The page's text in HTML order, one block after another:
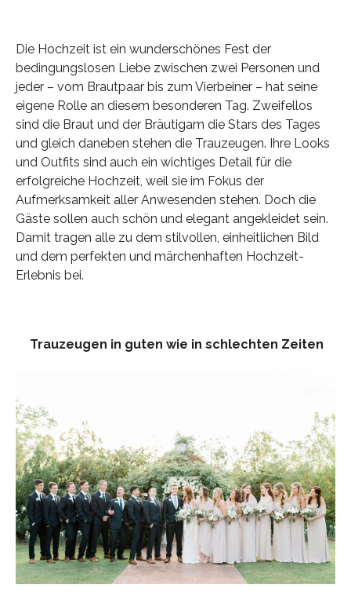
Die Hochzeit ist ein wunderschönes Fest der
bedingungslosen Liebe zwischen zwei Personen und
jeder – vom Brautpaar bis zum Vierbeiner – hat seine
eigene Rolle an diesem besonderen Tag. Zweifellos
sind die Braut und der Bräutigam die Stars des Tages
und gleich daneben stehen die Trauzeugen. Ihre Looks
und Outfits sind auch ein wichtiges Detail für die
erfolgreiche Hochzeit, weil sie im Fokus der
Aufmerksamkeit aller Anwesenden stehen. Doch die
Gäste sollen auch schön und elegant angekleidet sein.
Damit tragen alle zu dem stilvollen, einheitlichen Bild
und dem perfekten und märchenhaften Hochzeit-
Erlebnis bei.
Trauzeugen in guten wie in schlechten Zeiten